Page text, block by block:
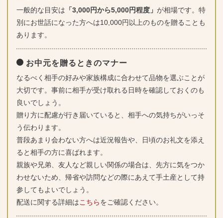
一般的な目安は 「3,000円から5,000円程度」 が相場です。特
別にお世話になった方へは10,000円以上のものを贈ることも
あります。
お中元を贈るときのマナー
なるべく相手の好みや家族構成に合わせて品物を選ぶことが
大切です。事前に相手が受け取れる日時を確認しておくのも
良いでしょう。
贈り方に配慮が行き届いていると、相手への気持ちがいっそ
う伝わります。
普段あまり会わない方へは近況報告や、日頃のお礼文を添え
ると相手の方に喜ばれます。
親族や兄弟、友人など親しい関係の場合は、先方に気をつか
わせないため、帰省や訪問などの際にあえて手土産として持
参してもよいでしょう。
配送に関する詳細はこちらをご確認ください。